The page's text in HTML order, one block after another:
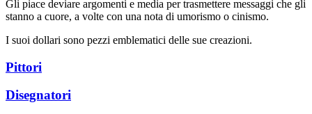
Gli piace deviare argomenti e media per trasmettere messaggi che gli
stanno a cuore, a volte con una nota di umorismo o cinismo.
I suoi dollari sono pezzi emblematici delle sue creazioni.
Pittori
Disegnatori